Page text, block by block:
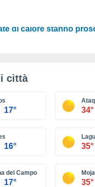
di calore stanno
città
17° 34°
16° 35°
del Campo
17° 35°